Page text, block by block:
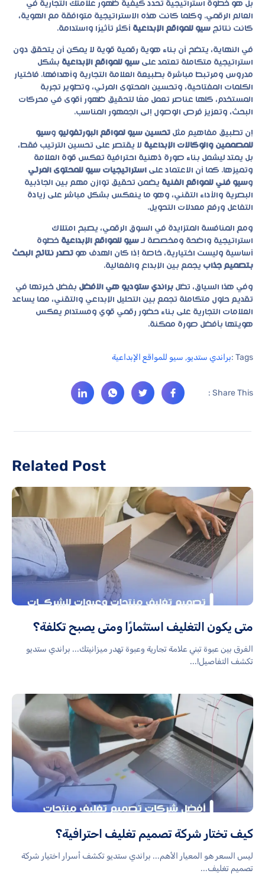
بل هو خطوة استراتيجية تحدد كيفية ظهور علامتك التجارية في
العالم الرقمي. وكلما كانت هذه الاستراتيجية متوافقة مع الهوية،
كانت نتائج سيو للمواقع الإبداعية أكثر تأثيرًا واستدامة.
في النهاية، يتضح أن بناء هوية رقمية قوية لا يمكن أن يتحقق دون
استراتيجية متكاملة تعتمد على سيو للمواقع الإبداعية بشكل
مدروس ومرتبط مباشرة بطبيعة العلامة التجارية وأهدافها. فاختيار
الكلمات المفتاحية، وتحسين المحتوى المرئي، وتطوير تجربة
المستخدم، كلها عناصر تعمل معًا لتحقيق ظهور أقوى في محركات
البحث، وتعزيز فرص الوصول إلى الجمهور المناسب.
إن تطبيق مفاهيم مثل تحسين سيو لمواقع البورتفوليو وسيو
للمصممين والوكالات الإبداعية لا يقتصر على تحسين الترتيب فقط،
بل يمتد ليشمل بناء صورة ذهنية احترافية تعكس قوة العلامة
وتميزها. كما أن الاعتماد على استراتيجيات سيو للمحتوى المرئي
وسيو فني للمواقع الفنية يضمن تحقيق توازن مهم بين الجاذبية
البصرية والأداء التقني، وهو ما ينعكس بشكل مباشر على زيادة
التفاعل ورفع معدلات التحويل.
ومع المنافسة المتزايدة في السوق الرقمي، يصبح امتلاك
استراتيجية واضحة ومخصصة لـ سيو للمواقع الإبداعية خطوة
أساسية وليست اختيارية، خاصة إذا كان الهدف هو تصدر نتائج البحث
بتصميم جذاب يجمع بين الإبداع والفعالية.
وفي هذا السياق، تظل براندي ستوديو هي الافضل بفضل خبرتها في
تقديم حلول متكاملة تجمع بين التحليل الإبداعي والتقني، مما يساعد
العلامات التجارية على بناء حضور رقمي قوي ومستدام يعكس
هويتها بأفضل صورة ممكنة.
Tags : براندي ستديو, سيو للمواقع الإبداعية
Share This :
Related Post
متى يكون التغليف استثمارًا ومتى يصبح تكلفة؟
الفرق بين عبوة تبني علامة تجارية وعبوة تهدر ميزانيتك... براندي ستديو
تكشف التفاصيل!...
كيف تختار شركة تصميم تغليف احترافية؟
ليس السعر هو المعيار الأهم... براندي ستديو تكشف أسرار اختيار شركة
تصميم تغليف...